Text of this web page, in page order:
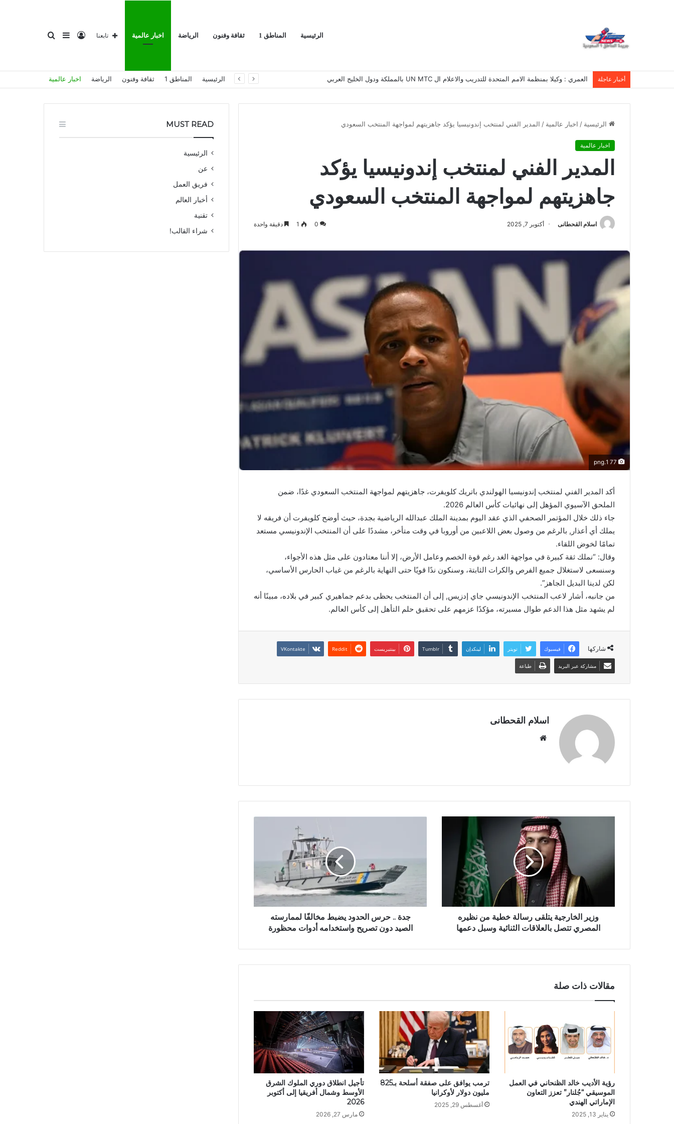
الرئيسية المناطق 1 ثقافة وفنون الرياضة اخبار عالمية
عن
إضافة
عمود
تسجيل
الدخول
تابعنا
أخبار عاجلة العمري : وكيلا بمنظمة الامم المتحدة للتدريب والاعلام ال UN MTC بالمملكة ودول الخليج العربي الرئيسية المناطق 1 ثقافة وفنون الرياضة اخبار عالمية
الرئيسية / اخبار عالمية / المدير الفني لمنتخب إندونيسيا يؤكد جاهزيتهم لمواجهة المنتخب السعودي
اخبار عالمية
المدير الفني لمنتخب إندونيسيا يؤكد
جاهزيتهم لمواجهة المنتخب السعودي
اسلام القحطانى أكتوبر 7, 2025 0
1 دقيقة واحدة
أكد المدير الفني لمنتخب إندونيسيا الهولندي باتريك كلويفرت، جاهزيتهم لمواجهة المنتخب السعودي غدًا، ضمن
الملحق الآسيوي المؤهل إلى نهائيات كأس العالم 2026.
جاء ذلك خلال المؤتمر الصحفي الذي عقد اليوم بمدينة الملك عبدالله الرياضية بجدة، حيث أوضح كلويفرت أن فريقه لا
يملك أي أعذار, بالرغم من وصول بعض اللاعبين من أوروبا في وقت متأخر، مشددًا على أن المنتخب الإندونيسي مستعد
تمامًا لخوض اللقاء.
وقال: “نملك ثقة كبيرة في مواجهة الغد رغم قوة الخصم وعامل الأرض، إلا أننا معتادون على مثل هذه الأجواء،
وسنسعى لاستغلال جميع الفرص والكرات الثابتة، وسنكون ندًا قويًا حتى النهاية بالرغم من غياب الحارس الأساسي،
لكن لدينا البديل الجاهز”.
من جانبه، أشار لاعب المنتخب الإندونيسي جاي إدزيس, إلى أن المنتخب يحظى بدعم جماهيري كبير في بلاده، مبينًا أنه
لم يشهد مثل هذا الدعم طوال مسيرته، مؤكدًا عزمهم على تحقيق حلم التأهل إلى كأس العالم.
شاركها فيسبوك تويتر لينكدإن بينتيريست
مشاركة عبر البريد طباعة
اسلام القحطانى
ا
ي
ب
وزير الخارجية يتلقى رسالة خطية من نظيره
المصري تتصل بالعلاقات الثنائية وسبل دعمها
جدة .. حرس الحدود يضبط مخالفًا لممارسته
الصيد دون تصريح واستخدامه أدوات محظورة
مقالات ذات صلة
رؤية الأديب خالد الظنحاني في العمل
الموسيقي “جُلنار” تعزز التعاون
الإماراتي الهندي
يناير 13, 2025
ترمب يوافق على صفقة أسلحة بـ825
مليون دولار لأوكرانيا
أغسطس 29, 2025
تأجيل انطلاق دوري الملوك الشرق
الأوسط وشمال أفريقيا إلى أكتوبر
2026
مارس 27, 2026
MUST READ
الرئيسية
عن
فريق العمل
أخبار العالم
تقنية
شراء القالب!